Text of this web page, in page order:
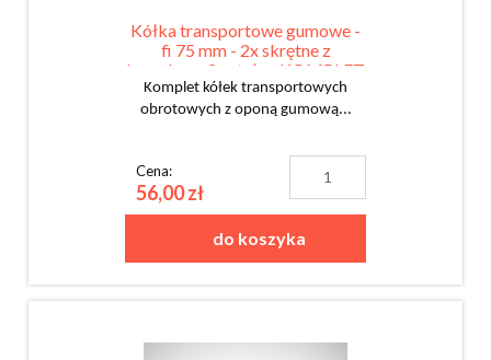
Kółka transportowe gumowe -
fi 75 mm - 2x skrętne z
hamulcem 2x stałe - KOMPLET
Komplet kółek transportowych
obrotowych z oponą gumową...
Cena:
56,00 zł
do koszyka